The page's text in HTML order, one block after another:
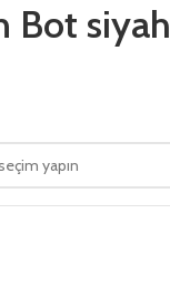
Bot siyah